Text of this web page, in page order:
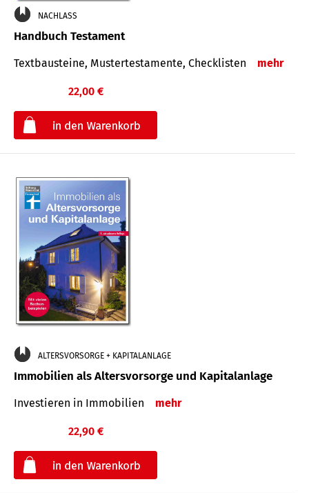
NACHLASS
Handbuch Testament
Textbausteine, Mustertestamente, Checklisten mehr
22,00 €
ALTERSVORSORGE + KAPITALANLAGE
Immobilien als Altersvorsorge und Kapitalanlage
Investieren in Immobilien mehr
22,90 €